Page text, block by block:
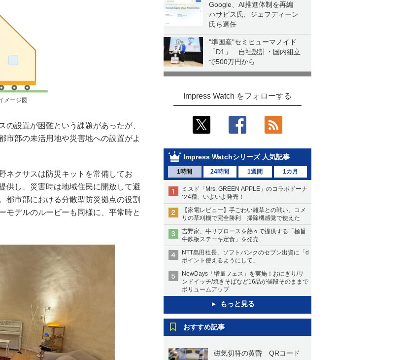
Google、AI推進体制を再編
ハサビス氏、ジェフディーン
氏ら退任
"準国産"セミヒューマノイド
「D1」 自社設計・国内組立
で500万円から
Impress Watch をフォローする
Impress Watchシリーズ 人気記事
1時間 24時間 1週間 1カ月
ミスド「Mrs. GREEN APPLE」のコラボドーナ
ツ4種、いよいよ発売！
【家電レビュー】手ごわい雑草との戦い、コメ
リの草刈機で完全勝利 掃除機感覚で使えた
吉野家、牛リブロースを熱々で提供する「極旨
牛鉄板ステーキ定食」を発売
NTT島田社長、ソフトバンクのセブン出資に「d
ポイント使えるようにして」
NewDays「増量フェス」を実施！おにぎり/サ
ンドイッチ/焼きそばなど16品が値段そのままで
ボリュームアップ
もっと見る
おすすめ記事
磁気切符の黄昏 QRコード
メージ図
設置が困難という課題があったが、
市部の未活用地や災害地への設置がよ
ネクサスは防災キットを常備してお
供し、災害時は地域住民に開放して避
都市部における分散型防災拠点の役割
モデルのルービーも同様に、平常時と